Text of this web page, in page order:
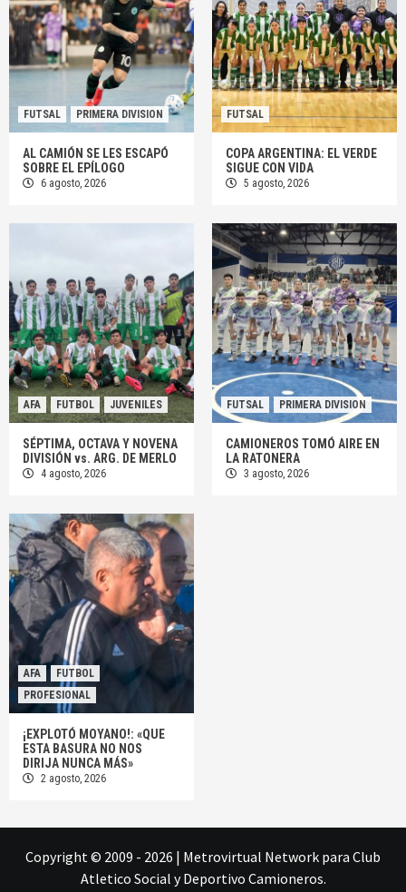
FUTSAL PRIMERA DIVISION
AL CAMIÓN SE LES ESCAPÓ
SOBRE EL EPÍLOGO
6 agosto, 2026
FUTSAL
COPA ARGENTINA: EL VERDE
SIGUE CON VIDA
5 agosto, 2026
AFA FUTBOL JUVENILES
SÉPTIMA, OCTAVA Y NOVENA
DIVISIÓN vs. ARG. DE MERLO
4 agosto, 2026
FUTSAL PRIMERA DIVISION
CAMIONEROS TOMÓ AIRE EN
LA RATONERA
3 agosto, 2026
AFA
FUTBOL
PROFESIONAL
¡EXPLOTÓ MOYANO!: «QUE
ESTA BASURA NO NOS
DIRIJA NUNCA MÁS»
2 agosto, 2026
Copyright © 2009 - 2026 | Metrovirtual Network para Club
Atletico Social y Deportivo Camioneros.